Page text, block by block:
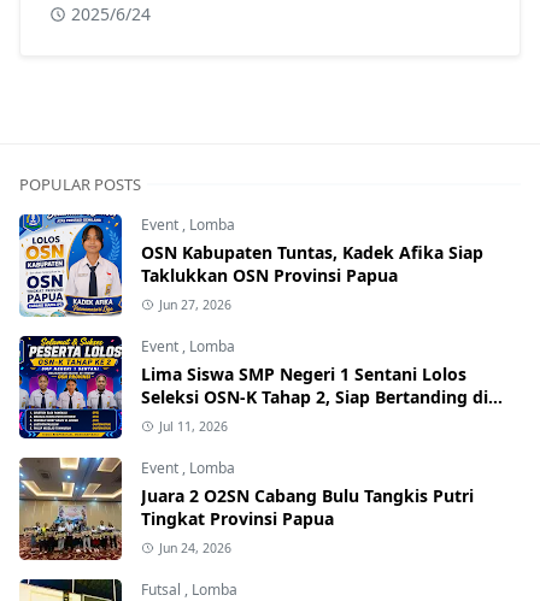
2025/6/24
POPULAR POSTS
Event , Lomba
OSN Kabupaten Tuntas, Kadek Afika Siap
Taklukkan OSN Provinsi Papua
Jun 27, 2026
Event , Lomba
Lima Siswa SMP Negeri 1 Sentani Lolos
Seleksi OSN-K Tahap 2, Siap Bertanding di
Tingkat Provinsi
Jul 11, 2026
Event , Lomba
Juara 2 O2SN Cabang Bulu Tangkis Putri
Tingkat Provinsi Papua
Jun 24, 2026
Futsal , Lomba